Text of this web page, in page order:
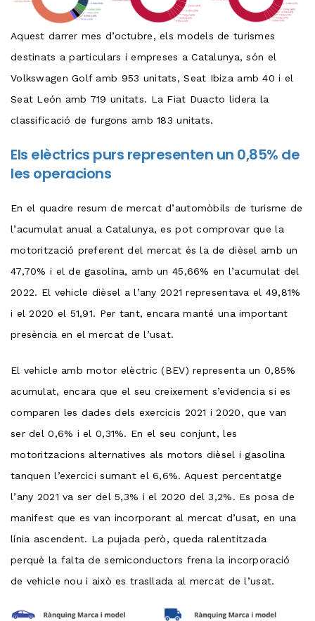
Aquest darrer mes d’octubre, els models de turismes
destinats a particulars i empreses a Catalunya, són el
Volkswagen Golf amb 953 unitats, Seat Ibiza amb 40 i el
Seat León amb 719 unitats. La Fiat Duacto lidera la
classificació de furgons amb 183 unitats.
Els elèctrics purs representen un 0,85% de
les operacions
En el quadre resum de mercat d’automòbils de turisme de
l’acumulat anual a Catalunya, es pot comprovar que la
motorització preferent del mercat és la de dièsel amb un
47,70% i el de gasolina, amb un 45,66% en l’acumulat del
2022. El vehicle dièsel a l’any 2021 representava el 49,81%
i el 2020 el 51,91. Per tant, encara manté una important
presència en el mercat de l’usat.
El vehicle amb motor elèctric (BEV) representa un 0,85%
acumulat, encara que el seu creixement s’evidencia si es
comparen les dades dels exercicis 2021 i 2020, que van
ser del 0,6% i el 0,31%. En el seu conjunt, les
motoritzacions alternatives als motors dièsel i gasolina
tanquen l’exercici sumant el 6,6%. Aquest percentatge
l’any 2021 va ser del 5,3% i el 2020 del 3,2%. Es posa de
manifest que es van incorporant al mercat d’usat, en una
línia ascendent. La pujada però, queda ralentitzada
perquè la falta de semiconductors frena la incorporació
de vehicle nou i això es trasllada al mercat de l’usat.